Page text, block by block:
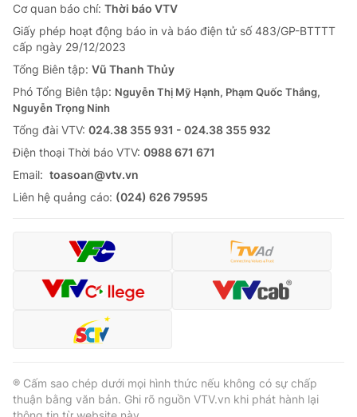
Cơ quan báo chí: Thời báo VTV
Giấy phép hoạt động báo in và báo điện tử số 483/GP-BTTTT
cấp ngày 29/12/2023
Tổng Biên tập: Vũ Thanh Thủy
Phó Tổng Biên tập: Nguyễn Thị Mỹ Hạnh, Phạm Quốc Thắng,
Nguyễn Trọng Ninh
Tổng đài VTV: 024.38 355 931 - 024.38 355 932
Ðiện thoại Thời báo VTV: 0988 671 671
Email: toasoan@vtv.vn
Liên hệ quảng cáo: (024) 626 79595
® Cấm sao chép dưới mọi hình thức nếu không có sự chấp
thuận bằng văn bản. Ghi rõ nguồn VTV.vn khi phát hành lại